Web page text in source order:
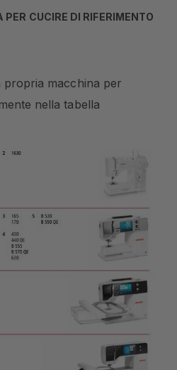
CUCIRE DI RIFERIMENTO
propria macchina per
nella tabella